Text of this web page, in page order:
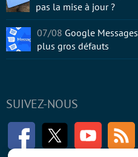
SUIVEZ-NOUS
FacebookTwitter Youtube
pas la mise à jour ?
07/08 Google
plus gros défauts